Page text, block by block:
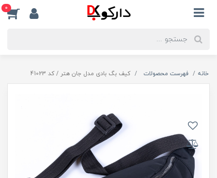
0
خانه فهرست محصولات کیف بگ بادی مدل جان هتر / کد 41023